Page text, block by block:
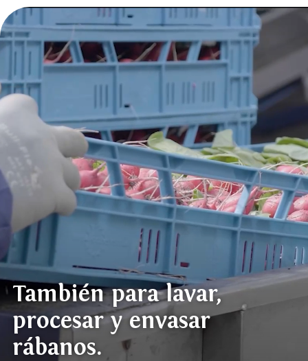
También para lavar,
procesar y envasar
rábanos.